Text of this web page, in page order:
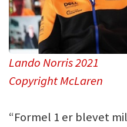
Lando Norris 2021
Copyright McLaren
“Formel 1 er blevet